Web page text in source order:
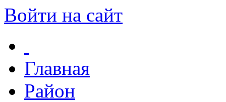
Войти на сайт
Главная
Район